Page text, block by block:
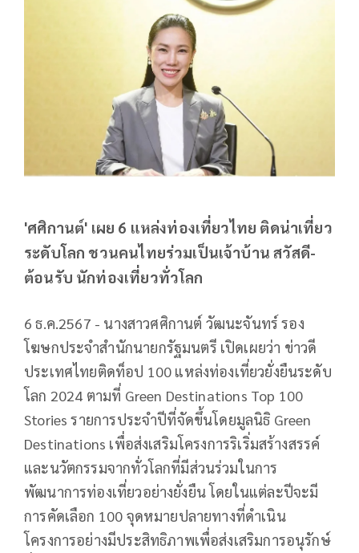
'ศศิกานต์' เผย 6 แหล่งท่องเที่ยวไทย ติดน่าเที่ยว
ระดับโลก ชวนคนไทยร่วมเป็นเจ้าบ้าน สวัสดี-
ต้อนรับ นักท่องเที่ยวทั่วโลก
6 ธ.ค.2567 - นางสาวศศิกานต์ วัฒนะจันทร์ รอง
โฆษกประจำสำนักนายกรัฐมนตรี เปิดเผยว่า ข่าวดี
ประเทศไทยติดท็อป 100 แหล่งท่องเที่ยวยั่งยืนระดับ
โลก 2024 ตามที่ Green Destinations Top 100
Stories รายการประจำปีที่จัดขึ้นโดยมูลนิธิ Green
Destinations เพื่อส่งเสริมโครงการริเริ่มสร้างสรรค์
และนวัตกรรมจากทั่วโลกที่มีส่วนร่วมในการ
พัฒนาการท่องเที่ยวอย่างยั่งยืน โดยในแต่ละปีจะมี
การคัดเลือก 100 จุดหมายปลายทางที่ดำเนิน
โครงการอย่างมีประสิทธิภาพเพื่อส่งเสริมการอนุรักษ์